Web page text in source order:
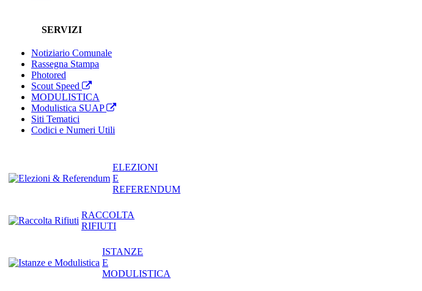
SERVIZI
Notiziario Comunale
Rassegna Stampa
Photored
Scout Speed
MODULISTICA
Modulistica SUAP
Siti Tematici
Codici e Numeri Utili
ELEZIONI
E
REFERENDUM
RACCOLTA
RIFIUTI
ISTANZE
E
MODULISTICA